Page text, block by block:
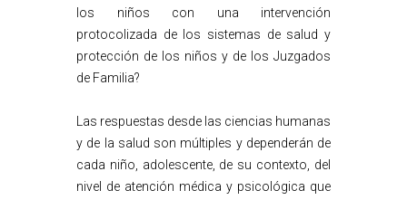
los niños con una intervención
protocolizada de los sistemas de salud y
protección de los niños y de los Juzgados
de Familia?
Las respuestas desde las ciencias humanas
y de la salud son múltiples y dependerán de
cada niño, adolescente, de su contexto, del
nivel de atención médica y psicológica que